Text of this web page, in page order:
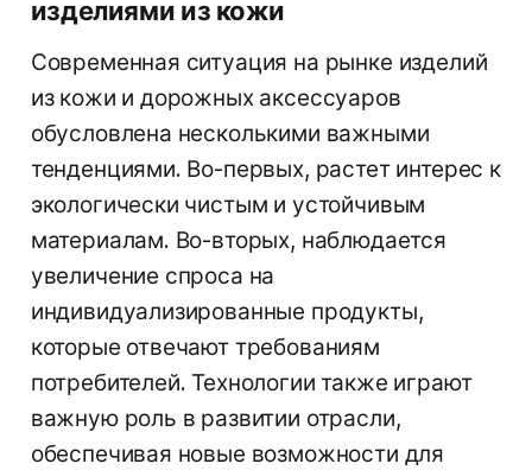
изделиями из кожи
Современная ситуация на рынке изделий
из кожи и дорожных аксессуаров
обусловлена несколькими важными
тенденциями. Во-первых, растет интерес к
экологически чистым и устойчивым
материалам. Во-вторых, наблюдается
увеличение спроса на
индивидуализированные продукты,
которые отвечают требованиям
потребителей. Технологии также играют
важную роль в развитии отрасли,
обеспечивая новые возможности для